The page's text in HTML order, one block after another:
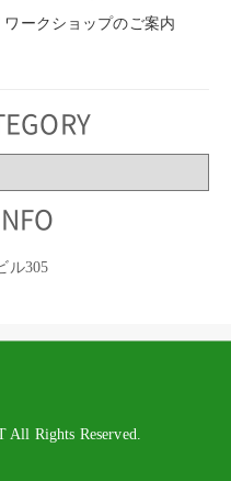
ワークショップのご案内
ル305
Rights Reserved.